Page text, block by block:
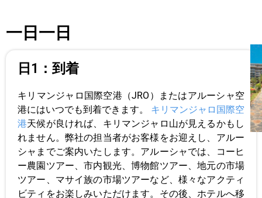
一日一日
日1：到着
キリマンジャロ国際空港（JRO）またはアルーシャ空
港にはいつでも到着できます。 キリマンジャロ国際空
港天候が良ければ、キリマンジャロ山が見えるかもし
れません。弊社の担当者がお客様をお迎えし、アルー
シャまでご案内いたします。アルーシャでは、コーヒ
ー農園ツアー、市内観光、博物館ツアー、地元の市場
ツアー、マサイ族の市場ツアーなど、様々なアクティ
ビティをお楽しみいただけます。その後、ホテルへ移